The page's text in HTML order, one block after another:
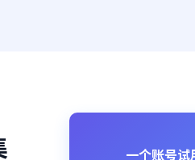
一个账号试